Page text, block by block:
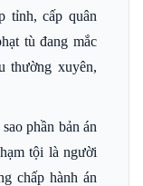
tỉnh, cấp quân
tù đang mắc
thường xuyên,
phần bản án
tội là người
chấp hành án